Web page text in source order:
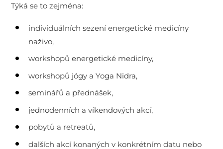
Týká se to zejména:
individuálních sezení energetické medicíny
naživo,
workshopů energetické medicíny,
workshopů jógy a Yoga Nidra,
seminářů a přednášek,
jednodenních a víkendových akcí,
pobytů a retreatů,
dalších akcí konaných v konkrétním datu nebo